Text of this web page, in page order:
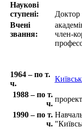
Наукові
ступені:
Доктор
Вчені
звання:
член-
1964 – по т.
ч.
1988 – по т.
ч.
1990 – по т.
ч.